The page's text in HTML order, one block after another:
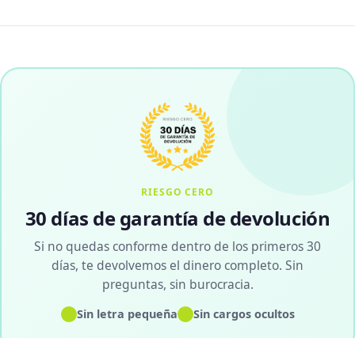
RIESGO CERO
30 días de garantía de devolución
Si no quedas conforme dentro de los primeros 30
días, te devolvemos el dinero completo. Sin
preguntas, sin burocracia.
✓Sin letra pequeña✓Sin cargos ocultos